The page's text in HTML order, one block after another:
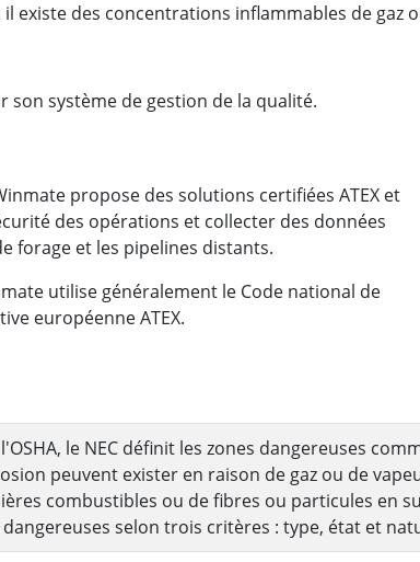
existe des concentrations inflammables de gaz
son système de gestion de la qualité.
propose des solutions certifiées ATEX et
des opérations et collecter des données
forage et les pipelines distants.
utilise généralement le Code national de
européenne ATEX.
le NEC définit les zones dangereuses
peuvent exister en raison de gaz ou de
combustibles ou de fibres ou particules en
dangereuses selon trois critères : type, état et